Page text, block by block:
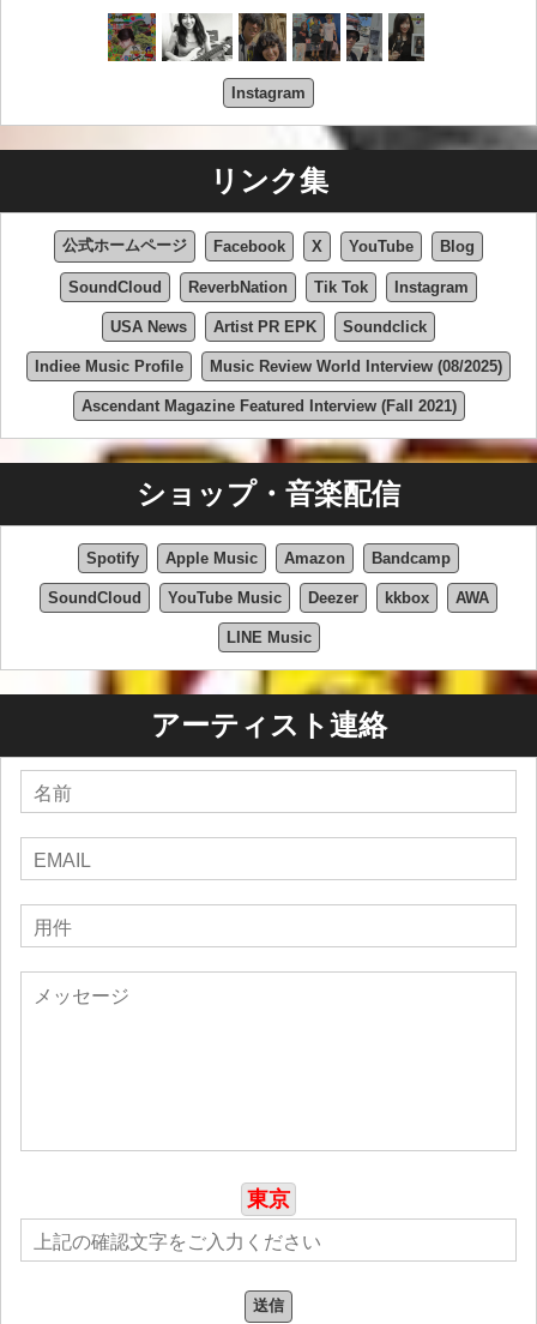
パトリック・リューはサンフランシスコのラウル・ワレンバーグ
高校に通い、2004年に卒業しました。並行して、創光学園日本語
高校卒業後、リューはサンフランシスコ・シティ・カレッジに入
学し、そこで音楽への関心を深め、他の音楽家志望者とのネット
ワークを築きました。転校後、カリフォルニア州立大学イースト
ベイ校に進学し、哲学（副専攻：音楽作曲）の学士号を取得し、
2011年6月に卒業しました。インタビューの中で、哲学という学
問分野は、彼の作詞作曲や芸術的視点における内省的かつ実存的
なテーマに強い影響を与えていると、ルーは頻繁に語っていま
す。
音楽キャリア
始まり：初期のバンド活動（1999～2007年）
パトリック・ルーが音楽の世界に入ったのは13歳の頃。当時、一
時的に家族と同居していた従兄弟のアンディの影響で、ギター、
ブルース、クラシックロックに触れる機会を得ました。初期の活
動としては、高校時代にガレージバンドを結成し、Tascamの4ト
ラックレコーダーで自宅でデモを録音するなど、後の彼のDIYア
元の音楽シーンにも参加し、FLOODやFantasiaといったバンド
（後者はニュージャージー州を拠点とするアジア系アメリカ人ミ
ュージシャンが所属）と共に活動していました。15歳頃からサン
フランシスコで活動を始め、様々なバンド編成やバンド名を試し
ていました。そのうちの一つが、後にPatrick Lew Bandとして定
着しました。
19歳になると、メタル・プロジェクト「Band of Asians」を結
成。これは彼にとって、オリジナル曲の制作、スタジオレコーデ
格的な進出となりました。
CDBabyよりセルフリリース・アルバム「REVENGE」でデビュー
「Revenge」「The Free World」「Asian Woman Blues」といっ
た曲を収録したこのアルバムは、東アジアの影響とメタルやパン
クの荒々しいエネルギーを融合させた彼の初期の作品を反映して
Instagram
リンク集
公式ホームページ Facebook X YouTube Blog
SoundCloud ReverbNation Tik Tok Instagram
USA News Artist PR EPK Soundclick
Indiee Music Profile Music Review World Interview (08/2025)
Ascendant Magazine Featured Interview (Fall 2021)
ショップ・音楽配信
Spotify Apple Music Amazon Bandcamp
SoundCloud YouTube Music Deezer kkbox AWA
LINE Music
アーティスト連絡
東京
送信